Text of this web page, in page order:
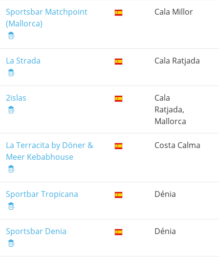
Sportsbar Matchpoint
(Mallorca)
Cala Millor
La Strada Cala Ratjada
2islas
Cala
Ratjada,
Mallorca
La Terracita by Döner &
Meer Kebabhouse
Costa Calma
Sportbar Tropicana Dénia
Sportsbar Denia Dénia